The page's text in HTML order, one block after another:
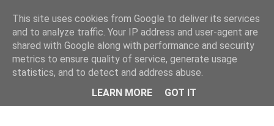
MENU
This site uses cookies from Google to deliver its services
and to analyze traffic. Your IP address and user-agent are
shared with Google along with performance and security
metrics to ensure quality of service, generate usage
statistics, and to detect and address abuse.
LEARN MORE
GOT IT